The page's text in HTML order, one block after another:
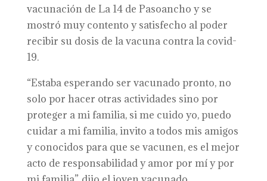
vacunación de La 14 de Pasoancho y se
mostró muy contento y satisfecho al poder
recibir su dosis de la vacuna contra la covid-
19.
“Estaba esperando ser vacunado pronto, no
solo por hacer otras actividades sino por
proteger a mi familia, si me cuido yo, puedo
cuidar a mi familia, invito a todos mis amigos
y conocidos para que se vacunen, es el mejor
acto de responsabilidad y amor por mí y por